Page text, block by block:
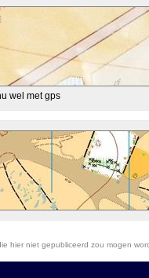
wel met gps
hier niet gepubliceerd zou mogen